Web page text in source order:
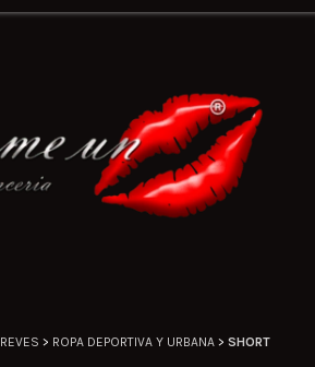
REVES > ROPA DEPORTIVA Y URBANA > SHORT